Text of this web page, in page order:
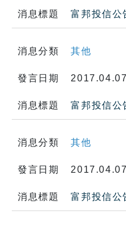
消息標題 富邦投信公
消息分類 其他
發言日期 2017.04.07
消息標題 富邦投信公
消息分類 其他
發言日期 2017.04.07
消息標題 富邦投信公